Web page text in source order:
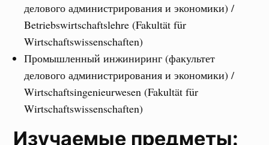
делового администрирования и экономики) /
Betriebswirtschaftslehre (Fakultät für
Wirtschaftswissenschaften)
Промышленный инжиниринг (факультет
делового администрирования и экономики) /
Wirtschaftsingenieurwesen (Fakultät für
Wirtschaftswissenschaften)
Изучаемые предметы: